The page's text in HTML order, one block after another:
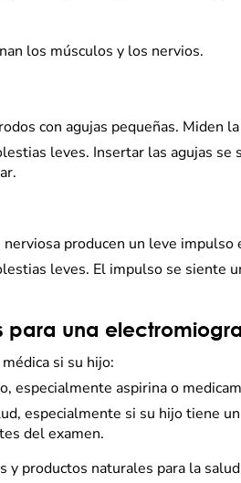
los músculos y los nervios.
con agujas pequeñas. Miden
leves. Insertar las agujas
producen un leve
leves. El impulso se siente
para una
si su hijo:
especialmente aspirina o
especialmente si su hijo tiene
del examen.
y productos naturales para la